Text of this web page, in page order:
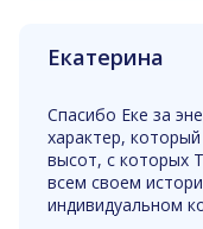
время тоже стать
истории!
пришвартует на
грузинские песни
пусть гранаты
грузинские
мой отдых уже
Екатерина
Спасибо Еке за
характер,
высот, с которых
всем своем
индивидуальном